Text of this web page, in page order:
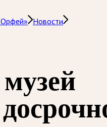
Новости